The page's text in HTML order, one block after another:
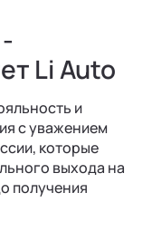
Li Auto
и
с уважением
которые
выхода на
получения